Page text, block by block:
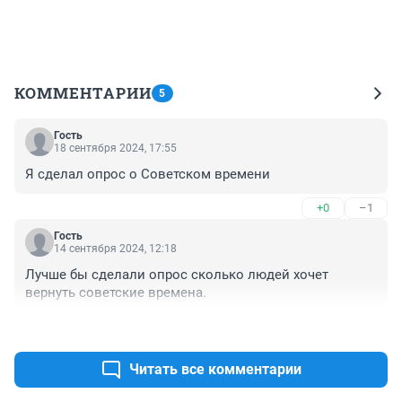
КОММЕНТАРИИ 5
Гость
18 сентября 2024, 17:55
Я сделал опрос о Советском времени
+0 –1
Гость
14 сентября 2024, 12:18
Лучше бы сделали опрос сколько людей хочет
вернуть советские времена.
Читать все комментарии